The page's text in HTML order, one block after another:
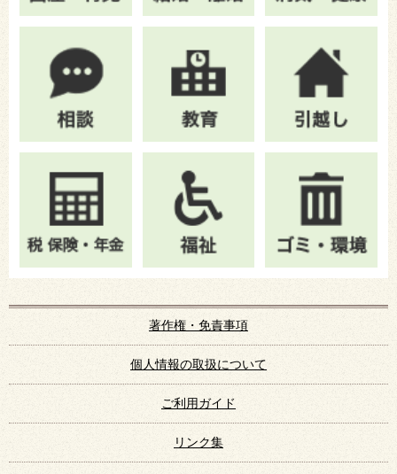
著作権・免責事項
個人情報の取扱について
ご利用ガイド
リンク集